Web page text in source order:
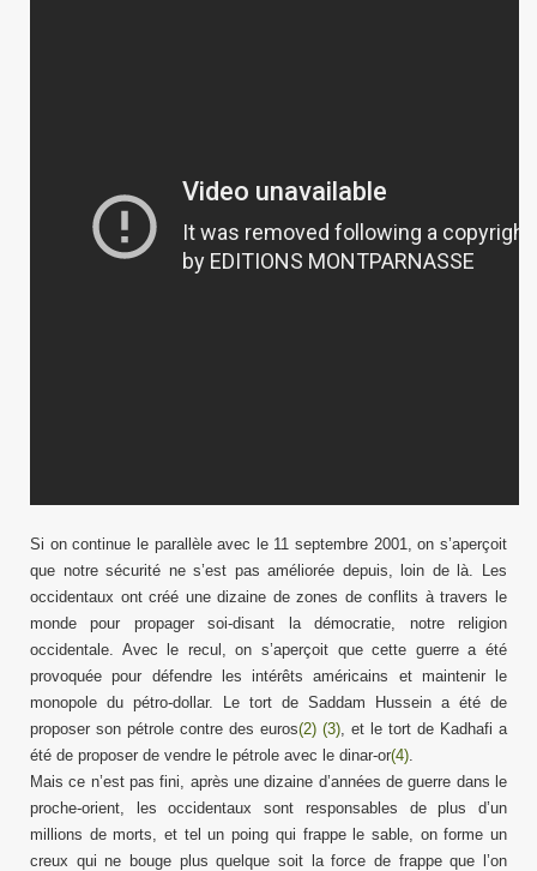
Si on continue le parallèle avec le 11 septembre 2001, on s’aperçoit
que notre sécurité ne s’est pas améliorée depuis, loin de là. Les
occidentaux ont créé une dizaine de zones de conflits à travers le
monde pour propager soi-disant la démocratie, notre religion
occidentale. Avec le recul, on s’aperçoit que cette guerre a été
provoquée pour défendre les intérêts américains et maintenir le
monopole du pétro-dollar. Le tort de Saddam Hussein a été de
proposer son pétrole contre des euros(2) (3) , et le tort de Kadhafi a
été de proposer de vendre le pétrole avec le dinar-or(4)
Mais ce n’est pas fini, après une dizaine d’années de guerre dans le
proche-orient, les occidentaux sont responsables de plus d’un
millions de morts, et tel un poing qui frappe le sable, on forme un
creux qui ne bouge plus quelque soit la force de frappe que l’on